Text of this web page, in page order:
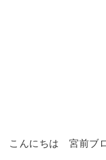
こんにちは 宮前ブ